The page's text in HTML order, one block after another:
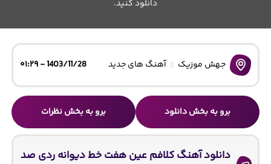
دانلود کنید.
جهش موزیک آهنگ های جدید 1403/11/28 - ۰۱:۲۹
برو به بخش دانلود برو به بخش نظرات
دانلود آهنگ کلافم عین هفت خط دیوانه ردی صد